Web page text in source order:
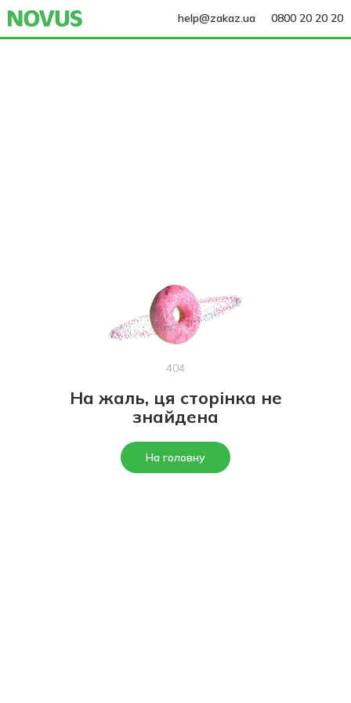
help@zakaz.ua 0800 20 20 20
404
На жаль, ця сторінка не
знайдена
На головну